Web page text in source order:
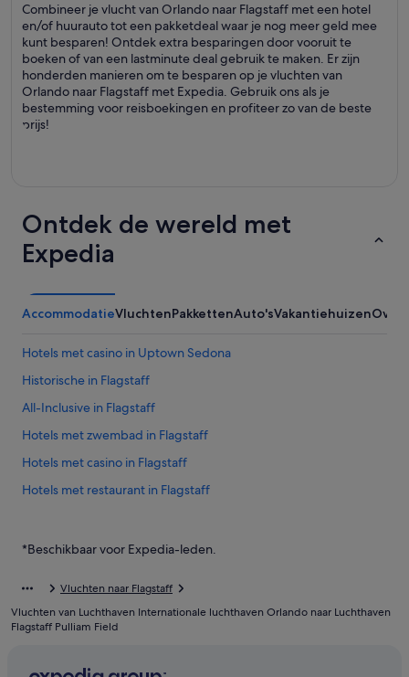
Combineer je vlucht van Orlando naar Flagstaff met een hotel
en/of huurauto tot een pakketdeal waar je nog meer geld mee
kunt besparen! Ontdek extra besparingen door vooruit te
boeken of van een lastminute deal gebruik te maken. Er zijn
honderden manieren om te besparen op je vluchten van
Orlando naar Flagstaff met Expedia. Gebruik ons als je
bestemming voor reisboekingen en profiteer zo van de beste
prijs!
Ontdek de wereld met
Expedia
AccommodatieVluchtenPakkettenAuto'sVakantiehuizen
Hotels met casino in Uptown Sedona
Historische in Flagstaff
All-Inclusive in Flagstaff
Hotels met zwembad in Flagstaff
Hotels met casino in Flagstaff
Hotels met restaurant in Flagstaff
Romantische in Sedona
Hotels in de buurt van Sedona Skatepark
Hotels in Mormon Lake
*Beschikbaar voor Expedia-leden.
Vluchten naar Flagstaff
Vluchten van Luchthaven Internationale luchthaven Orlando naar Luchthaven
Flagstaff Pulliam Field